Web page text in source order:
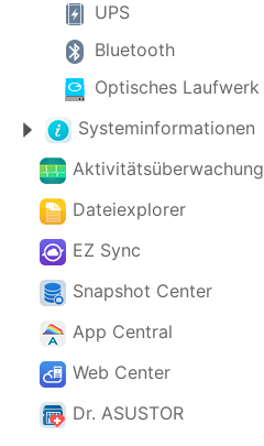
UPS
Bluetooth
Optisches Laufwerk
Systeminformationen
Aktivitätsüberwachung
Dateiexplorer
EZ Sync
Snapshot Center
App Central
Web Center
Dr. ASUSTOR